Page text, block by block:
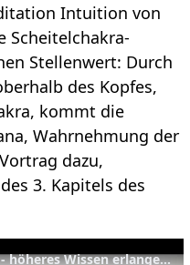
Intuition von
Scheitelchakra-
Stellenwert: Durch
des Kopfes,
kommt die
Wahrnehmung der
dazu,
3. Kapitels des
Intuitions-Chakra-Meditation - höheres Wissen erlangen – YVS601 – Yoga Sutra Kap. 3, Vers 34